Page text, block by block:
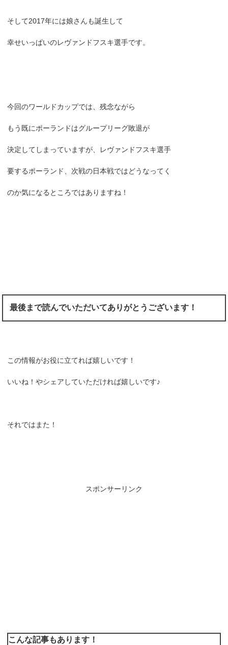
そして2017年には娘さんも誕生して
幸せいっぱいのレヴァンドフスキ選手です。
今回のワールドカップでは、残念ながら
もう既にポーランドはグループリーグ敗退が
決定してしまっていますが、レヴァンドフスキ選手
要するポーランド、次戦の日本戦ではどうなってく
のか気になるところではありますね！
最後まで読んでいただいてありがとうございます！
この情報がお役に立てれば嬉しいです！
いいね！やシェアしていただければ嬉しいです♪
それではまた！
スポンサーリンク
こんな記事もあります！